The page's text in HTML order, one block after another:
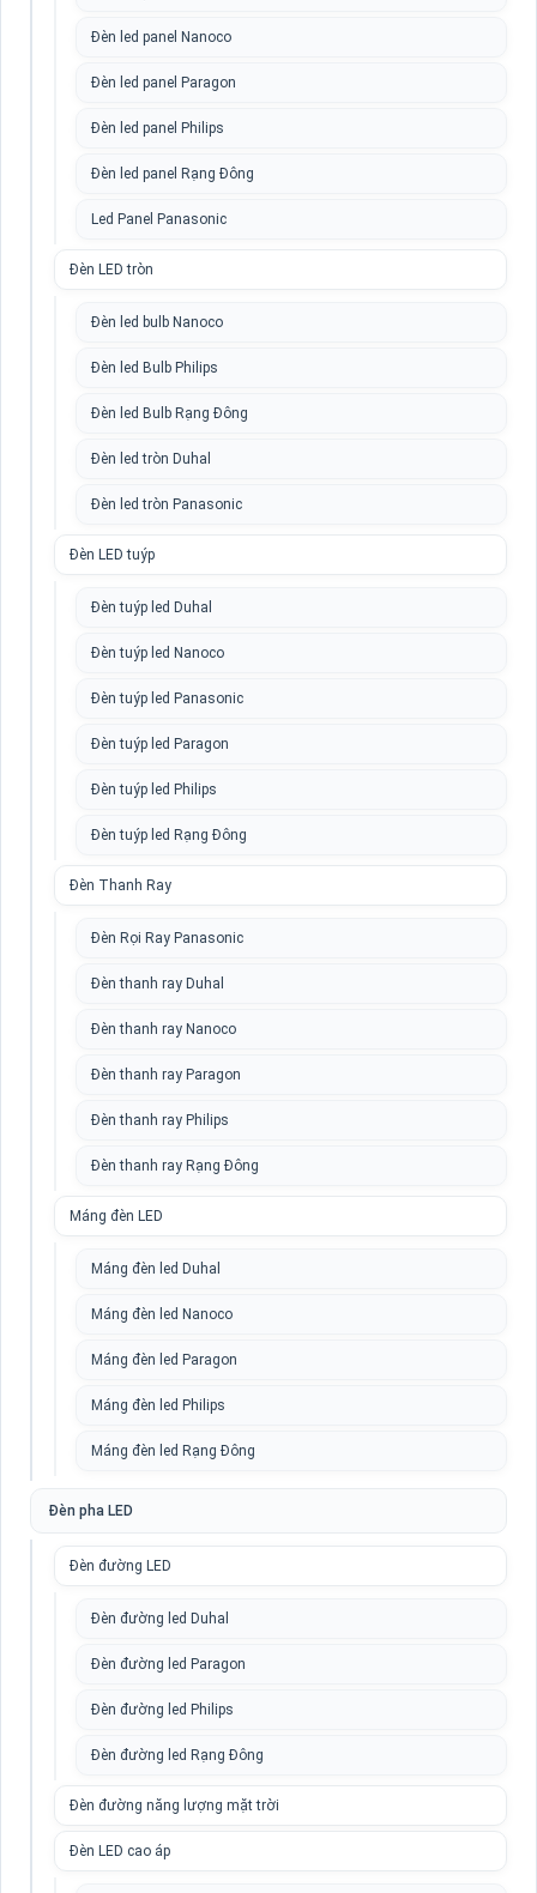
Đèn led panel Nanoco
Đèn led panel Paragon
Đèn led panel Philips
Đèn led panel Rạng Đông
Led Panel Panasonic
Đèn LED tròn
Đèn led bulb Nanoco
Đèn led Bulb Philips
Đèn led Bulb Rạng Đông
Đèn led tròn Duhal
Đèn led tròn Panasonic
Đèn LED tuýp
Đèn tuýp led Duhal
Đèn tuýp led Nanoco
Đèn tuýp led Panasonic
Đèn tuýp led Paragon
Đèn tuýp led Philips
Đèn tuýp led Rạng Đông
Đèn Thanh Ray
Đèn Rọi Ray Panasonic
Đèn thanh ray Duhal
Đèn thanh ray Nanoco
Đèn thanh ray Paragon
Đèn thanh ray Philips
Đèn thanh ray Rạng Đông
Máng đèn LED
Máng đèn led Duhal
Máng đèn led Nanoco
Máng đèn led Paragon
Máng đèn led Philips
Máng đèn led Rạng Đông
Đèn pha LED
Đèn đường LED
Đèn đường led Duhal
Đèn đường led Paragon
Đèn đường led Philips
Đèn đường led Rạng Đông
Đèn đường năng lượng mặt trời
Đèn LED cao áp